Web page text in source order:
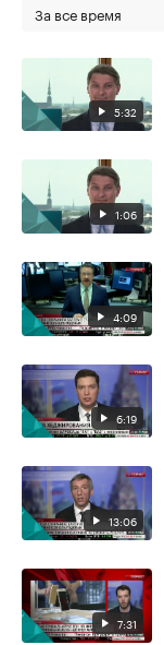
За все время
5:32
1:06
4:09
6:19
13:06
7:31